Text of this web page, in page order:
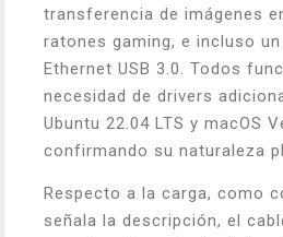
transferencia de imágenes
ratones gaming, e incluso
Ethernet USB 3.0. Todos
necesidad de drivers
Ubuntu 22.04 LTS y macOS
confirmando su naturaleza
Respecto a la carga, como
señala la descripción, el